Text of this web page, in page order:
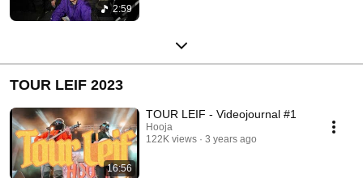
2:59
TOUR LEIF 2023
16:56
TOUR LEIF - Videojournal #1
Hooja
122K views
3 years ago